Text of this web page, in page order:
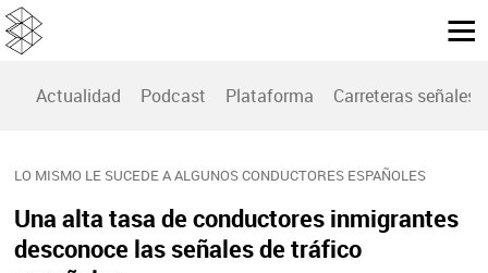
Actualidad Podcast Plataforma Carreteras señales
LO MISMO LE SUCEDE A ALGUNOS CONDUCTORES ESPAÑOLES
Una alta tasa de conductores inmigrantes
desconoce las señales de tráfico